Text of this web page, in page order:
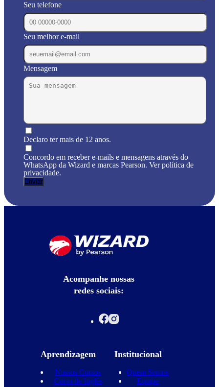
Seu telefone
Seu melhor e-mail
Mensagem
Declaro ter mais de 12 anos.
Concordo em receber e-mails e mensagens através do
WhatsApp da Wizard e marcas Pearson. Ver política de
privacidade.
Acompanhe nossas
redes sociais:
Aprendizagem
Nossos Cursos
Curso de Inglês
Institucional
Quem Somos
Equipe